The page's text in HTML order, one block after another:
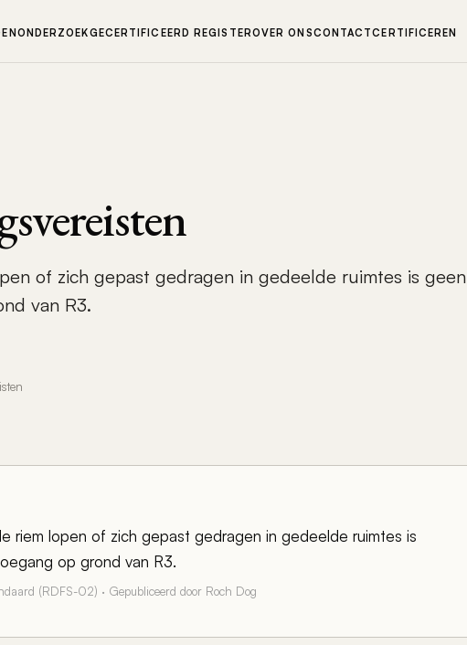
ONDERZOEKGECERTIFICEERD REGISTEROVER ONSCONTACTCERTIFICEREN
of zich gepast gedragen in gedeelde ruimtes is geen
van R3.
riem lopen of zich gepast gedragen in gedeelde ruimtes is
op grond van R3.
(RDFS-02) · Gepubliceerd door Roch Dog